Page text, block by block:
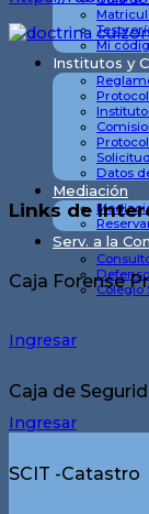
Mi
Institutos y
Datos
Mediación
Serv. a la
Colegio
Links de
Caja Forense
Ingresar
Caja de
Ingresar
SCIT -Catastro